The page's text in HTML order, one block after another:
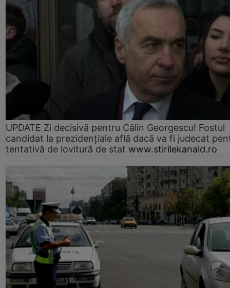
UPDATE Zi decisivă pentru Călin Georgescu! Fostul
candidat la prezidențiale află dacă va fi judecat
tentativă de lovitură de stat www.stirilekanald.ro